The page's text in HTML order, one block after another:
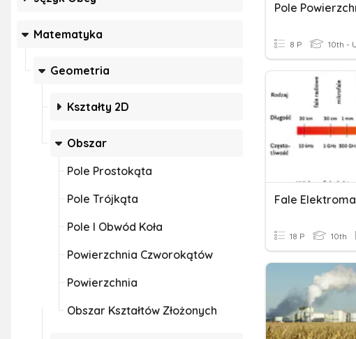
Matematyka
Geometria
Kształty 2D
Obszar
Pole Prostokąta
Pole Trójkąta
Pole I Obwód Koła
Powierzchnia Czworokątów
Powierzchnia
Obszar Kształtów Złożonych
8 P 10th -
18 P 10th